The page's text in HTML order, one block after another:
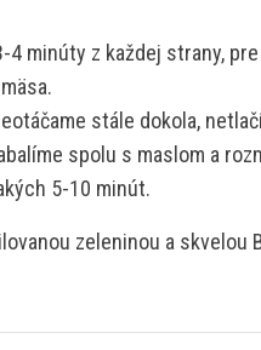
4 minúty z každej strany,
stále dokola,
spolu s maslom a
5-10 minút.
zeleninou a skvelou